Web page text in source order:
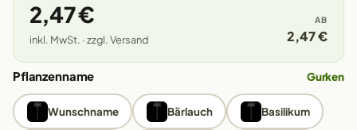
2,47 €
inkl. MwSt. · zzgl. Versand
AB
2,47 €
Pflanzenname Gurken
Wunschname Bärlauch Basilikum